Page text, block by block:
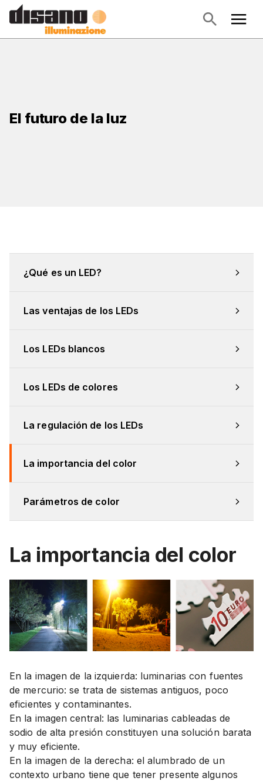
El futuro de la luz
¿Qué es un LED?
Las ventajas de los LEDs
Los LEDs blancos
Los LEDs de colores
La regulación de los LEDs
La importancia del color
Parámetros de color
La importancia del color
En la imagen de la izquierda: luminarias con fuentes
de mercurio: se trata de sistemas antiguos, poco
eficientes y contaminantes.
En la imagen central: las luminarias cableadas de
sodio de alta presión constituyen una solución barata
y muy eficiente.
En la imagen de la derecha: el alumbrado de un
contexto urbano tiene que tener presente algunos